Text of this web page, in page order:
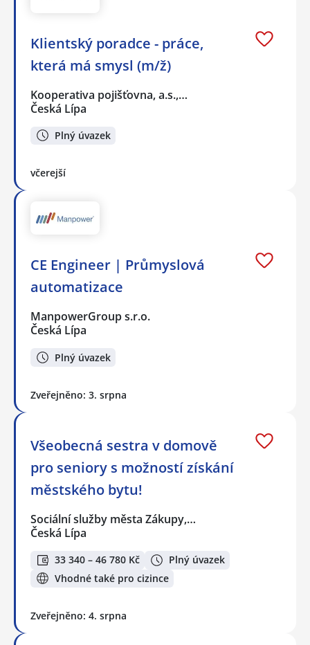
Klientský poradce - práce,
která má smysl (m/ž)
Kooperativa pojišťovna, a.s.,…
Česká Lípa
Plný úvazek
včerejší
CE Engineer | Průmyslová
automatizace
ManpowerGroup s.r.o.
Česká Lípa
Plný úvazek
Zveřejněno: 3. srpna
Všeobecná sestra v domově
pro seniory s možností získání
městského bytu!
Sociální služby města Zákupy,…
Česká Lípa
33 340 – 46 780 Kč
Plný úvazek
Vhodné také pro cizince
Zveřejněno: 4. srpna